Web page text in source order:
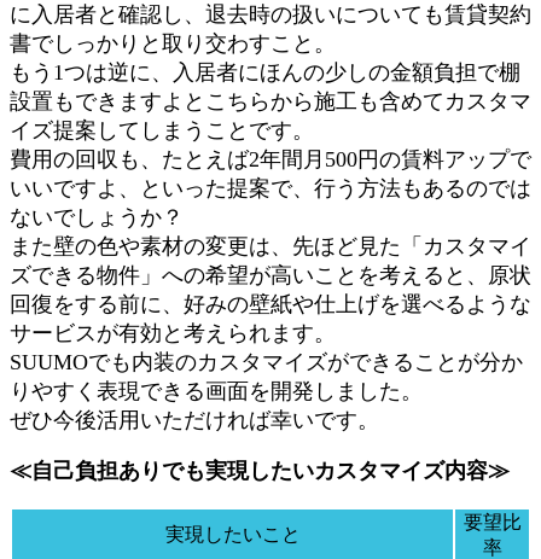
に入居者と確認し、退去時の扱いについても賃貸契約
書でしっかりと取り交わすこと。
もう1つは逆に、入居者にほんの少しの金額負担で棚
設置もできますよとこちらから施工も含めてカスタマ
イズ提案してしまうことです。
費用の回収も、たとえば2年間月500円の賃料アップで
いいですよ、といった提案で、行う方法もあるのでは
ないでしょうか？
また壁の色や素材の変更は、先ほど見た「カスタマイ
ズできる物件」への希望が高いことを考えると、原状
回復をする前に、好みの壁紙や仕上げを選べるような
サービスが有効と考えられます。
SUUMOでも内装のカスタマイズができることが分か
りやすく表現できる画面を開発しました。
ぜひ今後活用いただければ幸いです。
≪自己負担ありでも実現したいカスタマイズ内容≫
実現したいこと
要望比
率